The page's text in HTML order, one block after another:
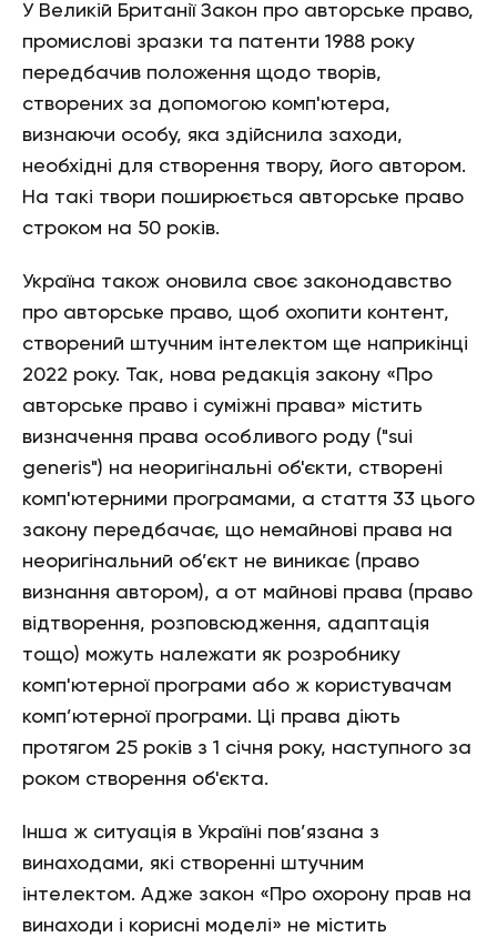
У Великій Британії Закон про авторське право,
промислові зразки та патенти 1988 року
передбачив положення щодо творів,
створених за допомогою комп'ютера,
визнаючи особу, яка здійснила заходи,
необхідні для створення твору, його автором.
На такі твори поширюється авторське право
строком на 50 років.
Україна також оновила своє законодавство
про авторське право, щоб охопити контент,
створений штучним інтелектом ще наприкінці
2022 року. Так, нова редакція закону «Про
авторське право і суміжні права» містить
визначення права особливого роду ("sui
generis") на неоригінальні об'єкти, створені
комп'ютерними програмами, а стаття 33 цього
закону передбачає, що немайнові права на
неоригінальний об’єкт не виникає (право
визнання автором), а от майнові права (право
відтворення, розповсюдження, адаптація
тощо) можуть належати як розробнику
комп'ютерної програми або ж користувачам
комп’ютерної програми. Ці права діють
протягом 25 років з 1 січня року, наступного за
роком створення об'єкта.
Інша ж ситуація в Україні пов’язана з
винаходами, які створенні штучним
інтелектом. Адже закон «Про охорону прав на
винаходи і корисні моделі» не містить